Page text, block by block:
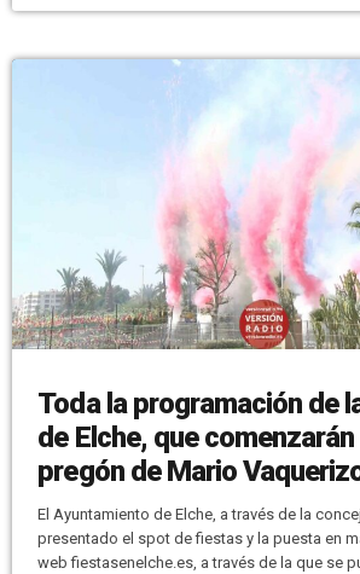
Toda la programación de
de Elche, que comenzarán
pregón de Mario
El Ayuntamiento de Elche, a través de la
presentado el spot de fiestas y la puesta en
web fiestasenelche.es, a través de la que se